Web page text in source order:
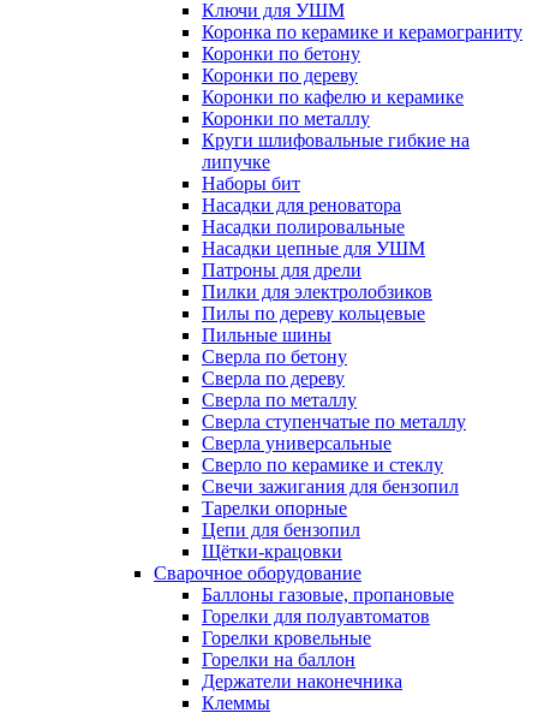
Ключи для УШМ
Коронка по керамике и керамограниту
Коронки по бетону
Коронки по дереву
Коронки по кафелю и керамике
Коронки по металлу
Круги шлифовальные гибкие на
липучке
Наборы бит
Насадки для реноватора
Насадки полировальные
Насадки цепные для УШМ
Патроны для дрели
Пилки для электролобзиков
Пилы по дереву кольцевые
Пильные шины
Сверла по бетону
Сверла по дереву
Сверла по металлу
Сверла ступенчатые по металлу
Сверла универсальные
Сверло по керамике и стеклу
Свечи зажигания для бензопил
Тарелки опорные
Цепи для бензопил
Щётки-крацовки
Сварочное оборудование
Баллоны газовые, пропановые
Горелки для полуавтоматов
Горелки кровельные
Горелки на баллон
Держатели наконечника
Клеммы